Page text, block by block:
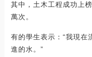
其中，土木工程成功上
萬次。
有的學生表示：“我現在
進的水。”